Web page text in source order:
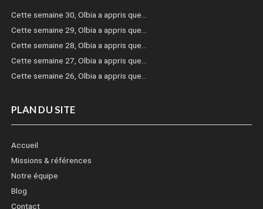
Cette semaine 30, Olbia a appris que…
Cette semaine 29, Olbia a appris que…
Cette semaine 28, Olbia a appris que…
Cette semaine 27, Olbia a appris que…
Cette semaine 26, Olbia a appris que…
PLAN DU SITE
Accueil
Missions & références
Notre équipe
Blog
Contact